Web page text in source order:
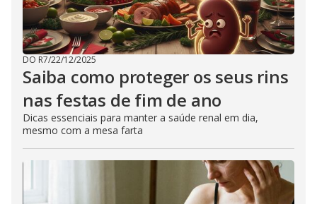
DO R7/22/12/2025
Saiba como proteger os seus rins
nas festas de fim de ano
Dicas essenciais para manter a saúde renal em dia,
mesmo com a mesa farta